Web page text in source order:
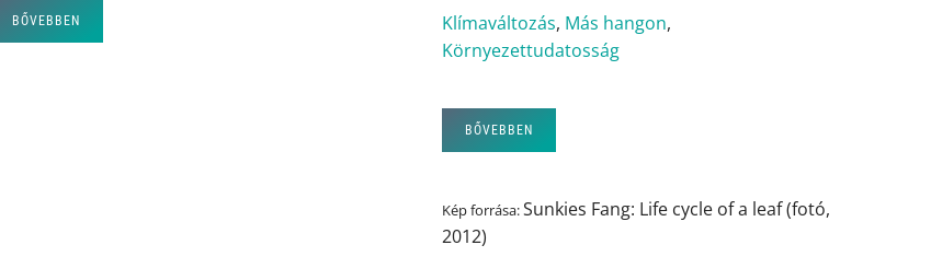
BŐVEBBEN Klímaváltozás, Más hangon,
Környezettudatosság
BŐVEBBEN
Kép forrása:Sunkies Fang: Life cycle of a leaf (fotó,
2012)